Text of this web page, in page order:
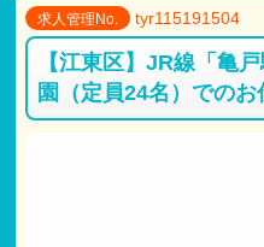
求人管理No. tyr115191504
【江東区】JR線「亀
園（定員24名）でのお